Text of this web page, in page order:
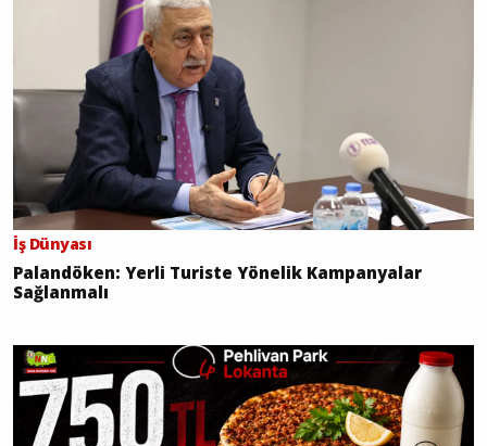
İş Dünyası
Palandöken: Yerli Turiste Yönelik Kampanyalar
Sağlanmalı